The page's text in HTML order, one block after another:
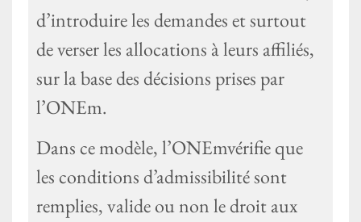
d’introduire les demandes et surtout
de verser les allocations à leurs affiliés,
sur la base des décisions prises par
l’ONEm.
Dans ce modèle, l’ONEmvérifie que
les conditions d’admissibilité sont
remplies, valide ou non le droit aux